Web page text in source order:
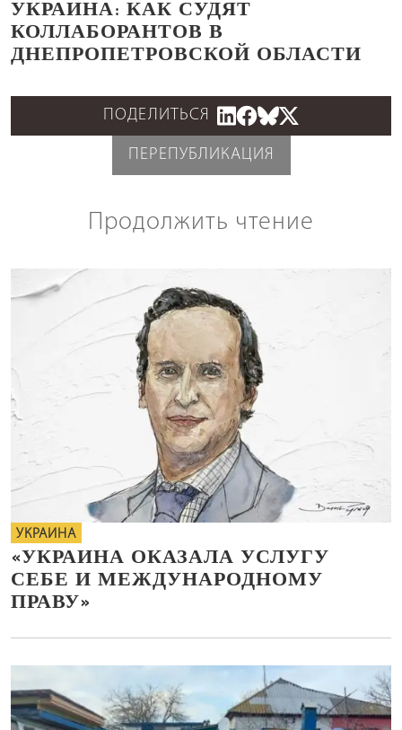
УКРАИНА: КАК СУДЯТ
КОЛЛАБОРАНТОВ В
ДНЕПРОПЕТРОВСКОЙ ОБЛАСТИ
ПОДЕЛИТЬСЯ
ПЕРЕПУБЛИКАЦИЯ
Продолжить чтение
УКРАИНА
«УКРАИНА ОКАЗАЛА УСЛУГУ
СЕБЕ И МЕЖДУНАРОДНОМУ
ПРАВУ»